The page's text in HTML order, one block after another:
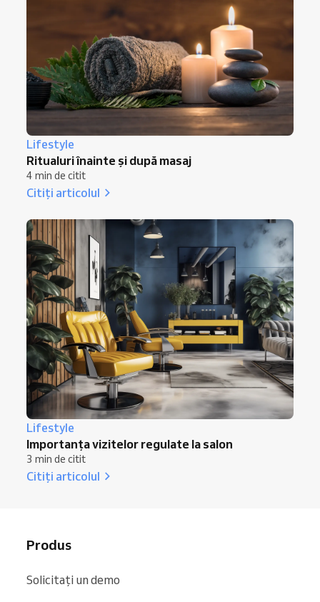
Lifestyle
Ritualuri înainte și după masaj
4 min de citit
Citiți articolul
Lifestyle
Importanța vizitelor regulate la salon
3 min de citit
Citiți articolul
Produs
Solicitați un demo